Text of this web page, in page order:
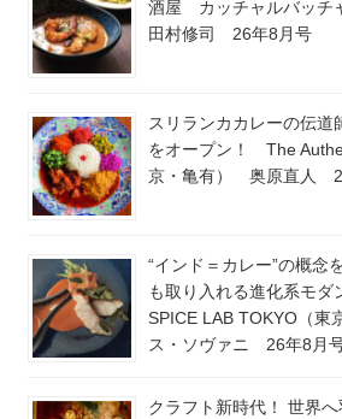
酒屋 カッチャルバッチ
田村修司 26年8月号
スリランカカレーの伝道
をオープン！ The
京・亀有） 奥原直人
“インド＝カレー”の概念
も取り入れる進化系モ
SPICE LAB TOKYO（
ス・ソヴァニ 26年8月
クラフト新時代！ 世界